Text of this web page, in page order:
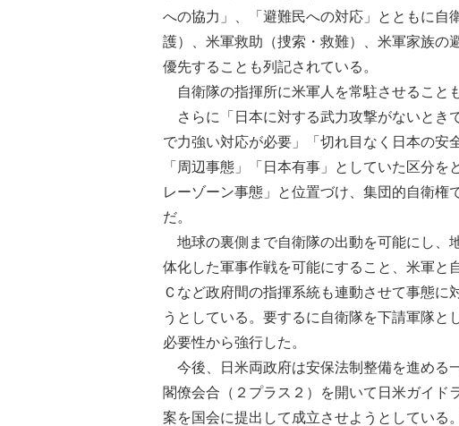
への協力」、「避難民への対応」とともに自
護）、米軍救助（捜索・救難）、米軍家族の
優先することも列記されている。
自衛隊の指揮所に米軍人を常駐させること
さらに「日本に対する武力攻撃がないとき
で力強い対応が必要」「切れ目なく日本の安
「周辺事態」「日本有事」としていた区分
レーゾーン事態」と位置づけ、集団的自衛
だ。
地球の裏側まで自衛隊の出動を可能にし、
体化した軍事作戦を可能にすること、米軍と
Ｃなど政府間の指揮系統も連動させて事態に
うとしている。要するに自衛隊を下請軍隊
必要性から強行した。
今後、日米両政府は安保法制整備を進める
閣僚会合（２プラス２）を開いて日米ガイド
案を国会に提出して成立させようとしている